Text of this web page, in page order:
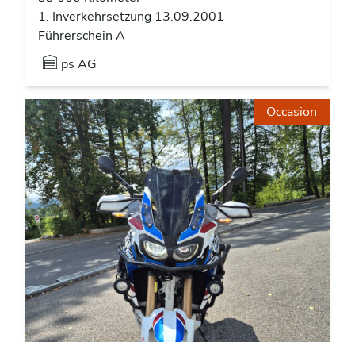
1. Inverkehrsetzung 13.09.2001
Führerschein A
ps AG
Occasion